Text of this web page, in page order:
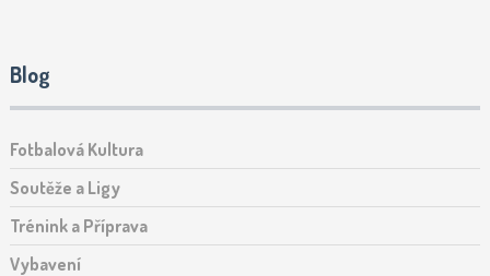
Blog
Fotbalová Kultura
Soutěže a Ligy
Trénink a Příprava
Vybavení